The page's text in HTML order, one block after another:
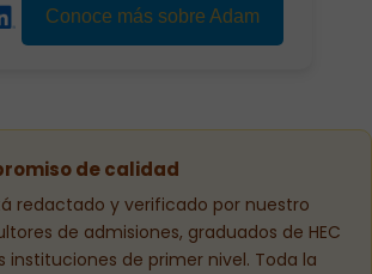
Conoce más sobre Adam
de calidad
redactado y verificado por nuestro
de admisiones, graduados de HEC
instituciones de primer nivel. Toda la